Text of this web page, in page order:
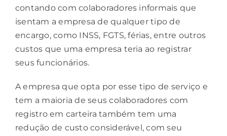
contando com colaboradores informais que
isentam a empresa de qualquer tipo de
encargo, como INSS, FGTS, férias, entre outros
custos que uma empresa teria ao registrar
seus funcionários.
A empresa que opta por esse tipo de serviço e
tem a maioria de seus colaboradores com
registro em carteira também tem uma
redução de custo considerável, com seu